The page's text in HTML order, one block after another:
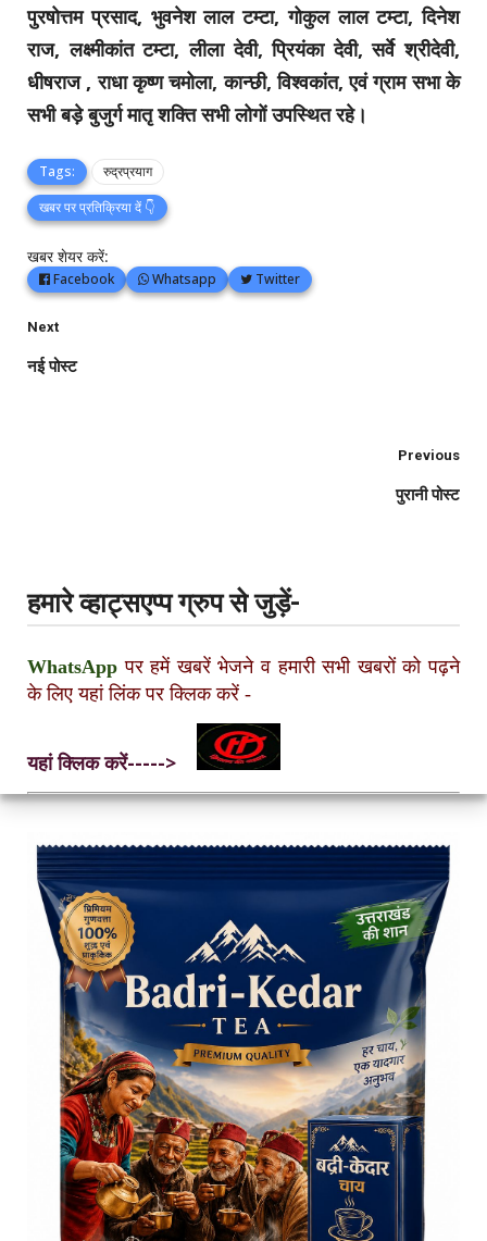
पुरषोत्तम प्रसाद, भुवनेश लाल टम्टा, गोकुल लाल टम्टा, दिनेश
राज, लक्ष्मीकांत टम्टा, लीला देवी, प्रियंका देवी, सर्वे श्रीदेवी,
धीषराज , राधा कृष्ण चमोला, कान्छी, विश्वकांत, एवं ग्राम सभा के
सभी बड़े बुजुर्ग मातृ शक्ति सभी लोगों उपस्थित रहे।
Tags:
रुद्रप्रयाग
खबर पर प्रतिक्रिया दें 👇
खबर शेयर करें:
Facebook Whatsapp Twitter
Next
नई पोस्ट
Previous
पुरानी पोस्ट
हमारे व्हाट्सएप्प ग्रुप से जुड़ें-
WhatsApp पर हमें खबरें भेजने व हमारी सभी खबरों को पढ़ने
के लिए यहां लिंक पर क्लिक करें -
यहां क्लिक करें----->